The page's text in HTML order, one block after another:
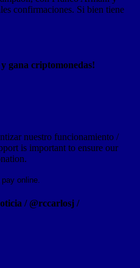
confirmaciones. Si bien tiene
gana criptomonedas!
nuestro funcionamiento /
is important to ensure our
/ @rccarlosj /